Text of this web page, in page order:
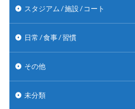
スタジアム / 施設 / コート
日常 / 食事 / 習慣
その他
未分類